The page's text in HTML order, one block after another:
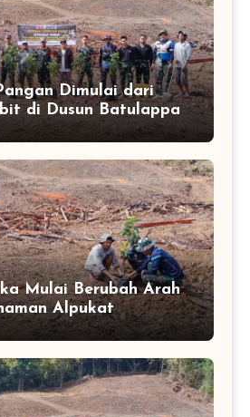
Dimulai dari
di Dusun Batulappa
Mulai Berubah Arah
Alpukat